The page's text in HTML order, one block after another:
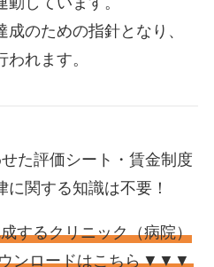
のための指針となり、
れます。
た評価シート・賃金制度
関する知識は不要！
るクリニック（病院）
ンロードはこちら▼▼▼